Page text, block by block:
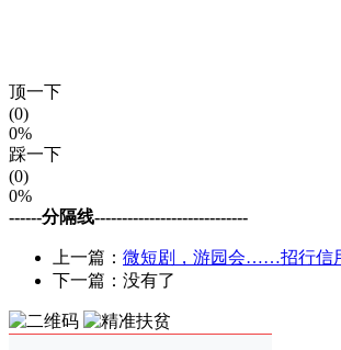
顶一下
(0)
0%
踩一下
(0)
0%
------分隔线----------------------------
上一篇： 微短剧，游园会……招行信
下一篇：没有了